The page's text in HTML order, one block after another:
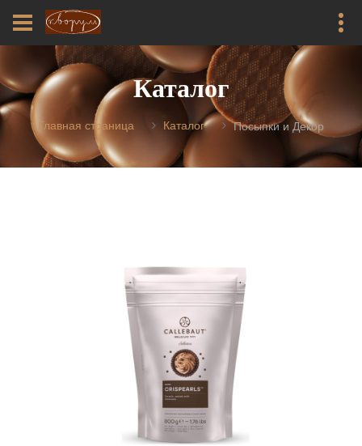
Каталог
Главная страница Каталог Посыпки и Декор